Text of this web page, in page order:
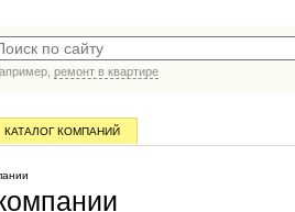
ремонт в квартире
КАТАЛОГ КОМПАНИЙ